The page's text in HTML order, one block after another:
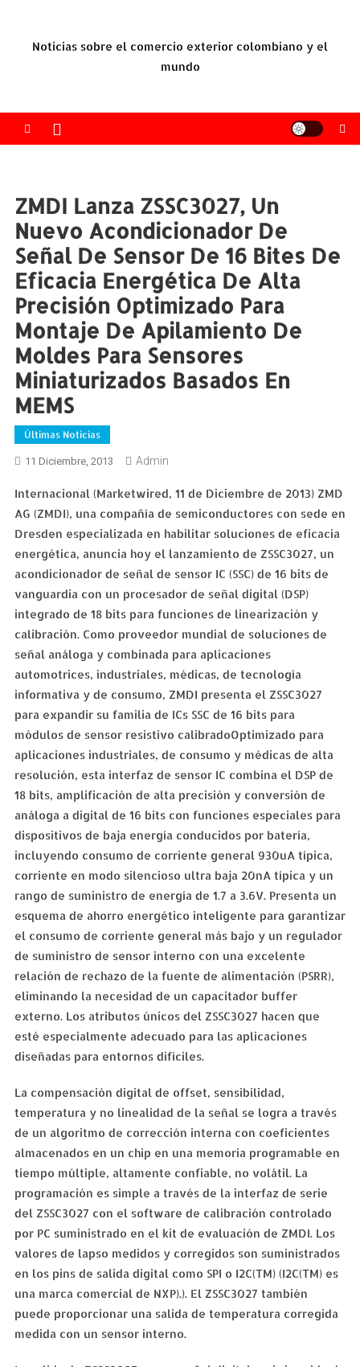
contenidoNoticias sobre el comercio exterior colombiano y el
mundo
ZMDI Lanza ZSSC3027, Un
Nuevo Acondicionador De
Señal De Sensor De 16 Bites De
Eficacia Energética De Alta
Precisión Optimizado Para
Montaje De Apilamiento De
Moldes Para Sensores
Miniaturizados Basados En
MEMS
Últimas Noticias
11 Diciembre, 2013 Admin
Internacional (Marketwired, 11 de Diciembre de 2013) ZMD
AG (ZMDI), una compañía de semiconductores con sede en
Dresden especializada en habilitar soluciones de eficacia
energética, anuncia hoy el lanzamiento de ZSSC3027, un
acondicionador de señal de sensor IC (SSC) de 16 bits de
vanguardia con un procesador de señal digital (DSP)
integrado de 18 bits para funciones de linearización y
calibración. Como proveedor mundial de soluciones de
señal análoga y combinada para aplicaciones
automotrices, industriales, médicas, de tecnología
informativa y de consumo, ZMDI presenta el ZSSC3027
para expandir su familia de ICs SSC de 16 bits para
módulos de sensor resistivo calibradoOptimizado para
aplicaciones industriales, de consumo y médicas de alta
resolución, esta interfaz de sensor IC combina el DSP de
18 bits, amplificación de alta precisión y conversión de
análoga a digital de 16 bits con funciones especiales para
dispositivos de baja energía conducidos por batería,
incluyendo consumo de corriente general 930uA típica,
corriente en modo silencioso ultra baja 20nA típica y un
rango de suministro de energía de 1.7 a 3.6V. Presenta un
esquema de ahorro energético inteligente para garantizar
el consumo de corriente general más bajo y un regulador
de suministro de sensor interno con una excelente
relación de rechazo de la fuente de alimentación (PSRR),
eliminando la necesidad de un capacitador buffer
externo. Los atributos únicos del ZSSC3027 hacen que
esté especialmente adecuado para las aplicaciones
diseñadas para entornos difíciles.
La compensación digital de offset, sensibilidad,
temperatura y no linealidad de la señal se logra a través
de un algoritmo de corrección interna con coeficientes
almacenados en un chip en una memoria programable en
tiempo múltiple, altamente confiable, no volátil. La
programación es simple a través de la interfaz de serie
del ZSSC3027 con el software de calibración controlado
por PC suministrado en el kit de evaluación de ZMDI. Los
valores de lapso medidos y corregidos son suministrados
en los pins de salida digital como SPI o I2C(TM) (I2C(TM) es
una marca comercial de NXP).). El ZSSC3027 también
puede proporcionar una salida de temperatura corregida
medida con un sensor interno.